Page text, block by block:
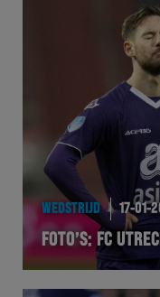
Team Zwart Wit
eSports
Academie
WEDSTRIJD 17-01-
FOTO’S: FC